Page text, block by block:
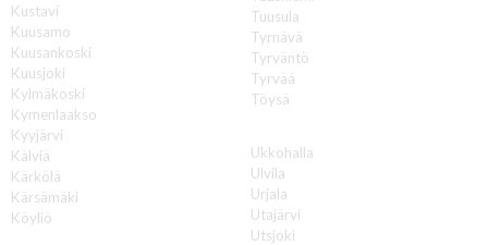
Kustavi
Kuusamo
Kuusankoski
Kuusjoki
Kylmäkoski
Kymenlaakso
Kyyjärvi
Kälviä
Kärkölä
Kärsämäki
Köyliö
Tuusula
Tyrnävä
Tyrväntö
Tyrvää
Töysä
Ukkohalla
Ulvila
Urjala
Utajärvi
Utsjoki